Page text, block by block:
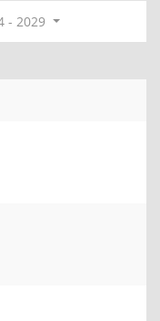
- 2029